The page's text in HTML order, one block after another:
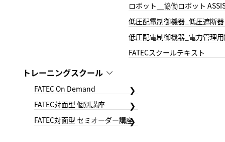
ロボット＿協働ロボット
低圧配電制御機器_低圧遮断器
低圧配電制御機器_電力管理
FATECスクールテキスト
トレーニングスクール
FATEC On Demand
FATEC対面型 個別講座
FATEC対面型 セミオーダー講座